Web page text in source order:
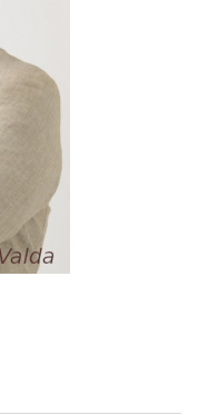
y web en
vez que